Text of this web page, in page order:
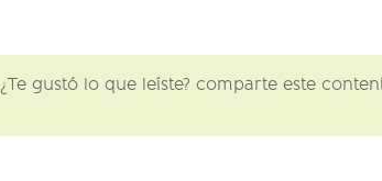
¿Te gustó lo que leíste? comparte este